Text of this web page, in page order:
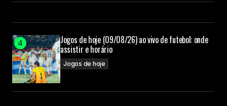
Jogos de hoje (09/08/26) ao vivo de futebol: onde
assistir e horário
Jogos de hoje